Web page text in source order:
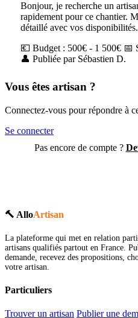
Bonjour, je recherche un
rapidement pour ce chantier.
détaillé avec vos
💶 Budget : 500€ - 1 500€ 📅
👤 Publiée par Sébastien D.
Vous êtes artisan ?
Connectez-vous pour répondre à
Se connecter
Pas encore de compte ?
🔨 AlloArtisan
La plateforme qui met en relation
artisans qualifiés partout en France.
demande, recevez des propositions,
votre artisan.
Particuliers
Trouver un artisan Publier une